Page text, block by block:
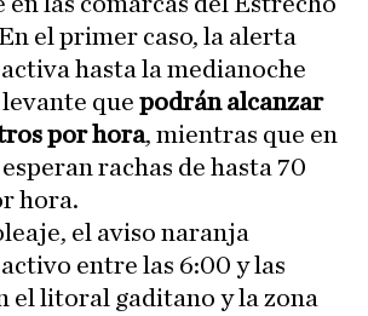
el primer caso, la alerta
hasta la medianoche
que podrán alcanzar
por hora, mientras que en
rachas de hasta 70
hora.
el aviso naranja
entre las 6:00 y las
el litoral gaditano y la zona